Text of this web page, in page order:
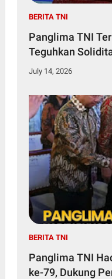
BERITA TNI
Panglima TNI
Teguhkan
July 14, 2026
BERITA TNI
Panglima TNI
ke-79, Dukung